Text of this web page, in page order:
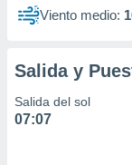
publicidad
1199
Viento medio:
Salida y
Salida del sol
07:07